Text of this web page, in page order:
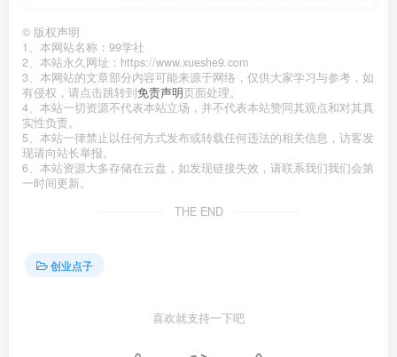
© 版权声明
1、本网站名称：99学社
2、本站永久网址：https://www.xueshe9.com
3、本网站的文章部分内容可能来源于网络，仅供大家学习与参考，如
有侵权，请点击跳转到免责声明页面处理。
4、本站一切资源不代表本站立场，并不代表本站赞同其观点和对其真
实性负责。
5、本站一律禁止以任何方式发布或转载任何违法的相关信息，访客发
现请向站长举报。
6、本站资源大多存储在云盘，如发现链接失效，请联系我们我们会第
一时间更新。
THE END
创业点子
喜欢就支持一下吧